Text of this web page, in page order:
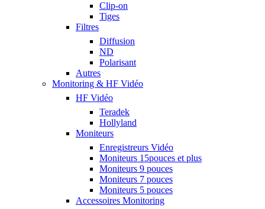
Clip-on
Tiges
Filtres
Diffusion
ND
Polarisant
Autres
Monitoring & HF Vidéo
HF Vidéo
Teradek
Hollyland
Moniteurs
Enregistreurs Vidéo
Moniteurs 15pouces et plus
Moniteurs 9 pouces
Moniteurs 7 pouces
Moniteurs 5 pouces
Accessoires Monitoring